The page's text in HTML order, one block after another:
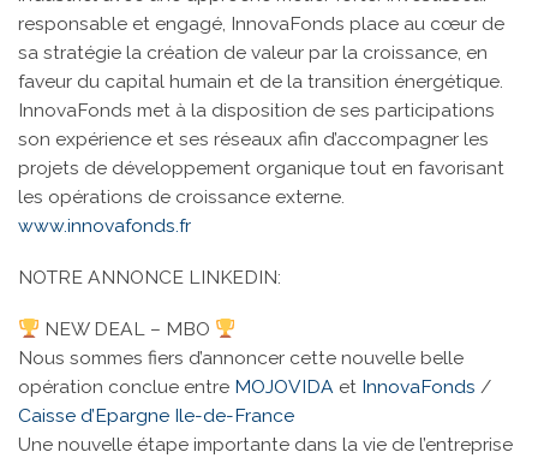
responsable et engagé, InnovaFonds place au cœur de
sa stratégie la création de valeur par la croissance, en
faveur du capital humain et de la transition énergétique.
InnovaFonds met à la disposition de ses participations
son expérience et ses réseaux afin d’accompagner les
projets de développement organique tout en favorisant
les opérations de croissance externe.
www.innovafonds.fr
NOTRE ANNONCE LINKEDIN:
NEW DEAL – MBO
Nous sommes fiers d’annoncer cette nouvelle belle
opération conclue entre MOJOVIDA et InnovaFonds /
Caisse d’Epargne Ile-de-France
Une nouvelle étape importante dans la vie de l’entreprise